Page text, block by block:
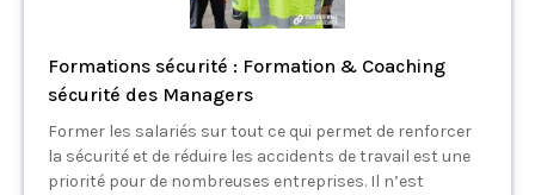
Formations sécurité : Formation & Coaching
sécurité des Managers
Former les salariés sur tout ce qui permet de renforcer
la sécurité et de réduire les accidents de travail est une
priorité pour de nombreuses entreprises. Il n’est